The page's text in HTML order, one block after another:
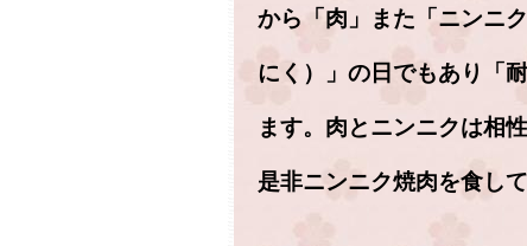
から「肉」また「ニンニ
にく）」の日でもあり「
ます。肉とニンニクは相
是非ニンニク焼肉を食し